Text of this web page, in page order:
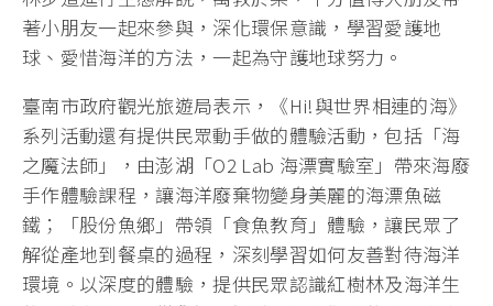
著小朋友一起來參與，深化環保意識，學習愛護地
球、愛惜海洋的方法，一起為守護地球努力。
臺南市政府觀光旅遊局表示，《Hi!與世界相連的海》
系列活動還有提供民眾動手做的體驗活動，包括「海
之魔法師」，由澎湖「O2 Lab 海漂實驗室」帶來海廢
手作體驗課程，讓海洋廢棄物變身美麗的海漂魚磁
鐵；「股份魚鄉」帶領「食魚教育」體驗，讓民眾了
解從產地到餐桌的過程，深刻學習如何友善對待海洋
環境。以深度的體驗，提供民眾認識紅樹林及海洋生